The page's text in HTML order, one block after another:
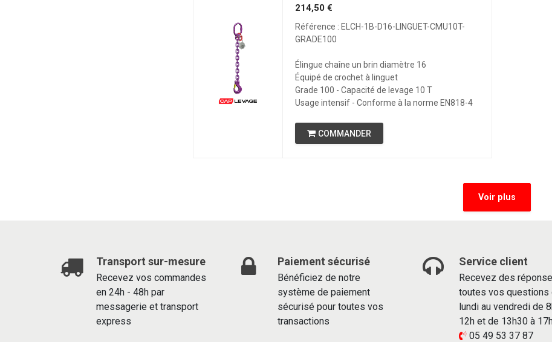
214,50€
Référence : ELCH-1B-D16-LINGUET-CMU10T-
GRADE100
Élingue chaîne un brin diamètre 16
Équipé de crochet à linguet
Grade 100 - Capacité de levage 10 T
Usage intensif - Conforme à la norme EN818-4
COMMANDER
Voir plus
Transport sur-mesure
Recevez vos commandes
en 24h - 48h par
messagerie et transport
express
Paiement sécurisé
Bénéficiez de notre
système de paiement
sécurisé pour toutes vos
transactions
Service client
Recevez des
toutes vos questions
lundi au vendredi de
12h et de 13h30 à
05 49 53 37 87